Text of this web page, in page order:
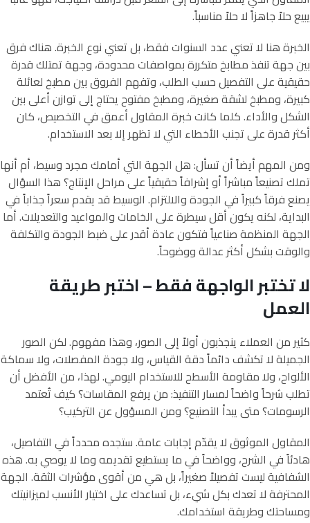
يبيع حلاً جاهزاً لا حلاً مناسباً.
الخبرة هنا لا تعني عدد السنوات فقط، بل تعني نوع الخبرة. هناك فرق
بين جهة تنفذ مطابخ متكررة بمواصفات محدودة، وجهة تمتلك قدرة
حقيقية على التفصيل حسب الطلب، وتفهم الفروق بين مطبخ لعائلة
كبيرة، ومطبخ لشقة صغيرة، ومطبخ مفتوح يحتاج إلى توازن أعلى بين
الشكل والأداء. كلما كانت خبرة المقاول أعمق في التخصيص، كان
أكثر قدرة على تجنب الأخطاء التي لا تظهر إلا بعد الاستخدام.
ومن المهم أيضاً أن تسأل: هل الجهة التي أمامك مجرد وسيط، أم أنها
تملك تصنيعاً مباشراً أو إشرافاً حقيقياً على مراحل الإنتاج؟ هذا السؤال
يصنع فرقاً كبيراً في الجودة والالتزام. الوسيط قد يقدم سعراً جذاباً في
البداية، لكنه يكون أقل سيطرة على الخامات والمواعيد والتعديلات. أما
الجهة المنظمة صناعياً فتكون عادة أقدر على ضبط الجودة والتكلفة
والوقت بشكل أكثر عدالة ووضوحاً.
لا تختبر الواجهة فقط – اختبر طريقة
العمل
كثير من العملاء ينجذبون أولاً إلى الصور، وهذا مفهوم. لكن الصور
الجميلة لا تكشف دائماً دقة القياس، ولا جودة المفصلات، ولا سماكة
الألواح، ولا مقاومة الأسطح للاستخدام اليومي. لهذا، من الأفضل أن
تطلب شرحاً واضحاً لمسار التنفيذ: من يرفع المقاسات؟ كيف تُعتمد
الرسومات؟ متى يبدأ التصنيع؟ ومن المسؤول عن التركيب؟
المقاول الموثوق لا يقدّم إجابات عامة. ستجده محدداً في التفاصيل،
هادئاً في الشرح، وواضحاً في ما يستطيع تقديمه وما لا يوصي به. هذه
الشفافية ليست تفصيلاً صغيراً، بل هي من أقوى مؤشرات الثقة. الجهة
المحترفة لا تعدك بكل شيء، بل تساعدك على اختيار الأنسب لميزانيتك
ومساحتك وطريقة استخدامك.